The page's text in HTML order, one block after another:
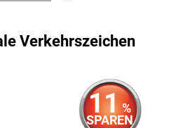
Verkehrszeichen
11 %
SPAREN